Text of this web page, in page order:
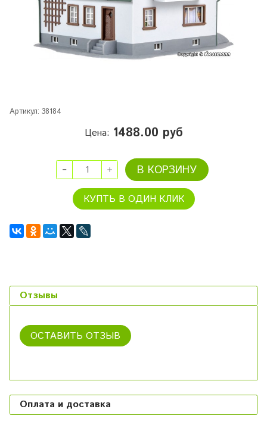
Артикул: 38184
Цена: 1488.00 руб
В КОРЗИНУ
КУПТЬ В ОДИН КЛИК
Отзывы
ОСТАВИТЬ ОТЗЫВ
Оплата и доставка